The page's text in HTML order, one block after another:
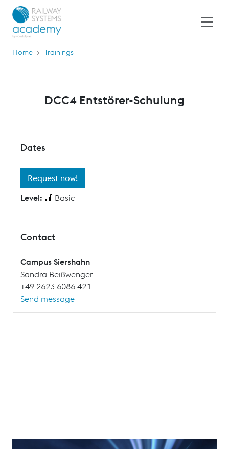
Home Trainings
DCC4 Entstörer-Schulung
Dates
Request now!
Level:
Basic
Contact
Campus Siershahn
Sandra Beißwenger
+49 2623 6086 421
Send message